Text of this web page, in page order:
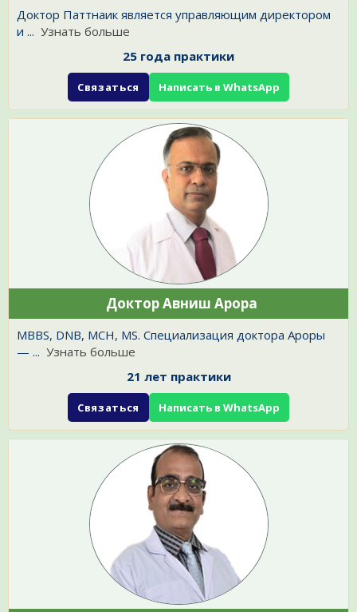
Доктор Паттнаик является управляющим директором
и ... Узнать больше
25 года практики
Связаться Написать в WhatsApp
Доктор Авниш Арора
MBBS, DNB, MCH, MS. Специализация доктора Ароры
— ... Узнать больше
21 лет практики
Связаться Написать в WhatsApp